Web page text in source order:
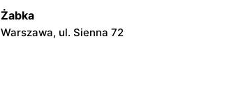
Żabka
Warszawa, ul. Sienna 72